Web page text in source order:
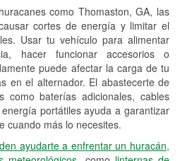
como Thomaston, GA, las
cortes de energía y limitar el
Usar tu vehículo para alimentar
hacer funcionar accesorios o
puede afectar la carga de tu
en el alternador. El abastecerte de
como baterías adicionales, cables
portátiles ayuda a garantizar
cuando más lo necesites.
ayudarte a enfrentar un huracán,
hidráulicas a la medida
adicionales